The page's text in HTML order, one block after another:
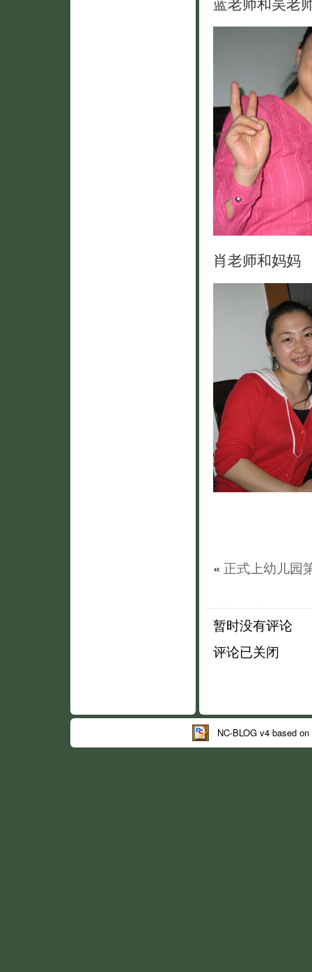
肖老师和妈妈
« 正式上幼儿园
暂时没有评论
评论已关闭
NC-BLOG v4 based on